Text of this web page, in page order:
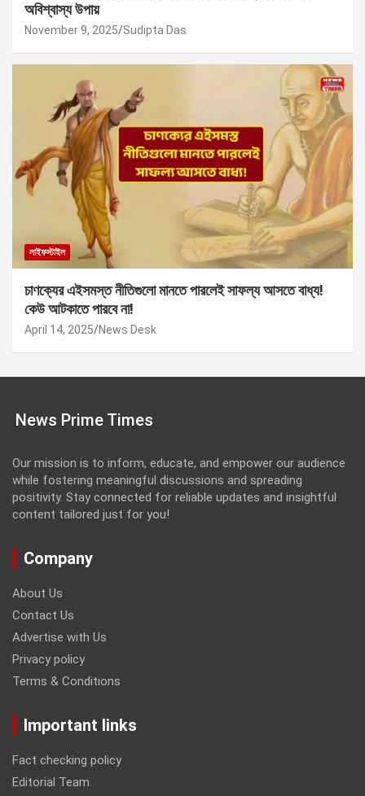
অবিশ্বাস্য উপায়
November 9, 2025 Sudipta Das
লাইফস্টাইল
চাণক্যের এইসমস্ত নীতিগুলো মানতে পারলেই সাফল্য আসতে বাধ্য!
কেউ আটকাতে পারবে না!
April 14, 2025 News Desk
News Prime Times
Our mission is to inform, educate, and empower our audience
while fostering meaningful discussions and spreading
positivity. Stay connected for reliable updates and insightful
content tailored just for you!
Company
About Us
Contact Us
Advertise with Us
Privacy policy
Terms & Conditions
Important links
Fact checking policy
Editorial Team